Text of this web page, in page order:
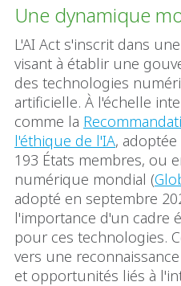
Une dynamique
L'AI Act s'inscrit dans
visant à établir une
des technologies
artificielle. À l'échelle
comme la
l'éthique de l'IA,
193 États membres, ou
numérique mondial (
adopté en septembre
l'importance d'un cadre
pour ces technologies.
vers une
et opportunités liés à